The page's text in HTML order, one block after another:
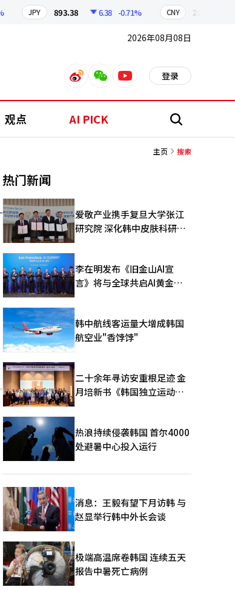
JPY 893.38 6.38 -0.71% CNY 209.17
2026年08月08日
weiboweixinyoutube 登录
观点 AI PICK 搜
主页 搜索
热门新闻
爱敬产业携手复旦大学张江
研究院 深化韩中皮肤科研合
李在明发布《旧金山AI宣
言》将与全球共启AI黄金时
韩中航线客运量大增成韩国
航空业"香饽饽"
二十余年寻访安重根足迹 金
月培新书《韩国独立运动圣
热浪持续侵袭韩国 首尔4000
处避暑中心投入运行
消息：王毅有望下月访韩 与
赵显举行韩中外长会谈
极端高温席卷韩国 连续五天
报告中暑死亡病例